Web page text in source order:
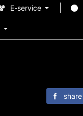
E-service
share